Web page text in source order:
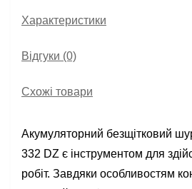
Характеристики
Відгуки (0)
Схожі товари
Акумуляторний безщітковий
332 DZ є інструментом для
робіт. Завдяки особливостям